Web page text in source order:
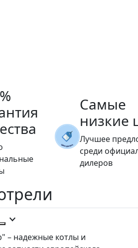
Самые
низкие
Лучшее
среди
дилеров
– надежные котлы и